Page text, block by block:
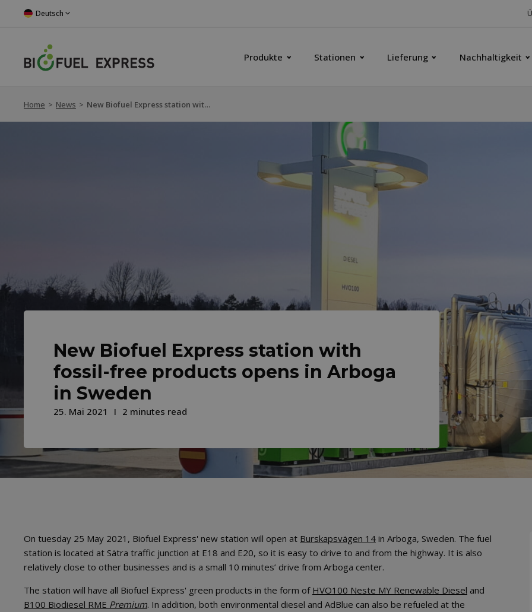
Deutsch
Produkte Stationen Lieferung Nachhaltigkeit
Home > News > New Biofuel Express station with fossil-free products opens in Arboga in Sweden
New Biofuel Express station with
fossil-free products opens in Arboga
in Sweden
25. Mai 2021 2 minutes read
On tuesday 25 May 2021, Biofuel Express' new station will open at Burskapsvägen 14 in Arboga, Sweden. The fuel
station is located at Sätra traffic junction at E18 and E20, so it is easy to drive to and from the highway. It is also
relatively close to other businesses and is a small 10 minutes’ drive from Arboga center.
The station will have all Biofuel Express' green products in the form of HVO100 Neste MY Renewable Diesel and
B100 Biodiesel RME Premium. In addition, both environmental diesel and AdBlue can also be refueled at the